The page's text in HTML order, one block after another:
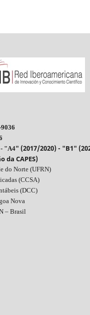
"A4" (2017/2020) - "B1"
da CAPES)
do Norte (UFRN)
(CCSA)
(DCC)
Nova
– Brasil